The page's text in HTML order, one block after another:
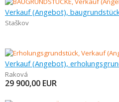
Verkauf (Angebot),
Staškov
Verkauf (Angebot),
Raková
29 900,00 EUR